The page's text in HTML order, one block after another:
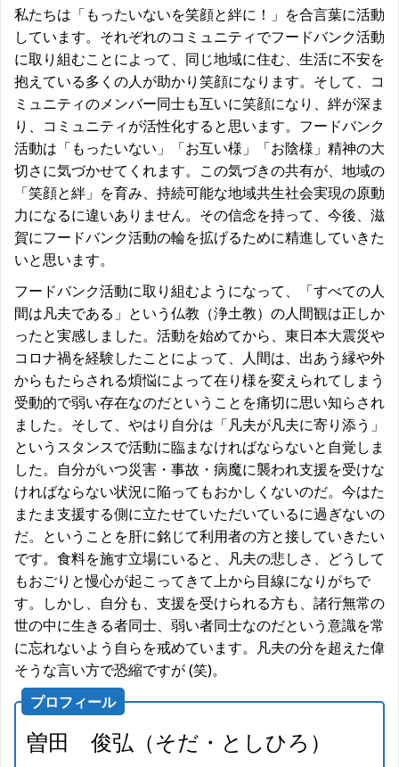
私たちは「もったいないを笑顔と絆に！」を合言葉に活動
しています。それぞれのコミュニティでフードバンク活動
に取り組むことによって、同じ地域に住む、生活に不安を
抱えている多くの人が助かり笑顔になります。そして、コ
ミュニティのメンバー同士も互いに笑顔になり、絆が深ま
り、コミュニティが活性化すると思います。フードバンク
活動は「もったいない」「お互い様」「お陰様」精神の大
切さに気づかせてくれます。この気づきの共有が、地域の
「笑顔と絆」を育み、持続可能な地域共生社会実現の原動
力になるに違いありません。その信念を持って、今後、滋
賀にフードバンク活動の輪を拡げるために精進していきた
いと思います。
フードバンク活動に取り組むようになって、「すべての人
間は凡夫である」という仏教（浄土教）の人間観は正しか
ったと実感しました。活動を始めてから、東日本大震災や
コロナ禍を経験したことによって、人間は、出あう縁や外
からもたらされる煩悩によって在り様を変えられてしまう
受動的で弱い存在なのだということを痛切に思い知らされ
ました。そして、やはり自分は「凡夫が凡夫に寄り添う」
というスタンスで活動に臨まなければならないと自覚しま
した。自分がいつ災害・事故・病魔に襲われ支援を受けな
ければならない状況に陥ってもおかしくないのだ。今はた
またま支援する側に立たせていただいているに過ぎないの
だ。ということを肝に銘じて利用者の方と接していきたい
です。食料を施す立場にいると、凡夫の悲しさ、どうして
もおごりと慢心が起こってきて上から目線になりがちで
す。しかし、自分も、支援を受けられる方も、諸行無常の
世の中に生きる者同士、弱い者同士なのだという意識を常
に忘れないよう自らを戒めています。凡夫の分を超えた偉
そうな言い方で恐縮ですが (笑)。
プロフィール
曽田 俊弘（そだ・としひろ）